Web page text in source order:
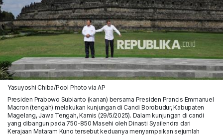
Yasuyoshi Chiba/Pool Photo via AP
Presiden Prabowo Subianto (kanan) bersama Presiden Prancis Emmanuel
Macron (tengah) melakukan kunjungan di Candi Borobudur, Kabupaten
Magelang, Jawa Tengah, Kamis (29/5/2025). Dalam kunjungan di candi
yang dibangun pada 750-850 Masehi oleh Dinasti Syailendra dari
Kerajaan Mataram Kuno tersebut keduanya menyampaikan sejumlah